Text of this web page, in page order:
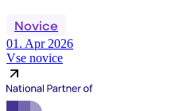
Novice
01. Apr 2026
Vse novice